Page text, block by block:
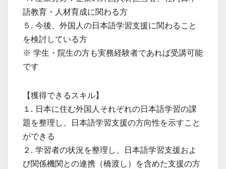
語教育・人材育成に関わる方
５. 今後、外国人の日本語学習支援に関わること
を検討している方
※ 学生・院生の方も実務経験者であれば受講可能
です
【獲得できるスキル】
１. 日本に住む外国人それぞれの日本語学習の課
題を整理し、日本語学習支援の方向性を示すこと
ができる
２. 学習者の状況を整理し、日本語学習支援およ
び関係機関との連携（橋渡し）を含めた支援の方